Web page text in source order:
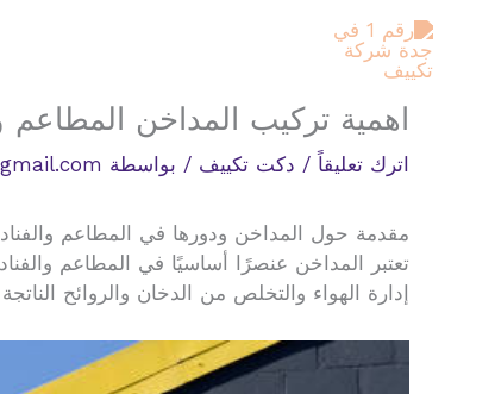
المحتوى
اهمية تركيب المداخن المطاعم
اترك تعليقاً / دكت تكييف / بواسطة
مقدمة حول المداخن ودورها في المطاعم
تعتبر المداخن عنصرًا أساسيًا في المطاعم
إدارة الهواء والتخلص من الدخان والروائح الناتجة